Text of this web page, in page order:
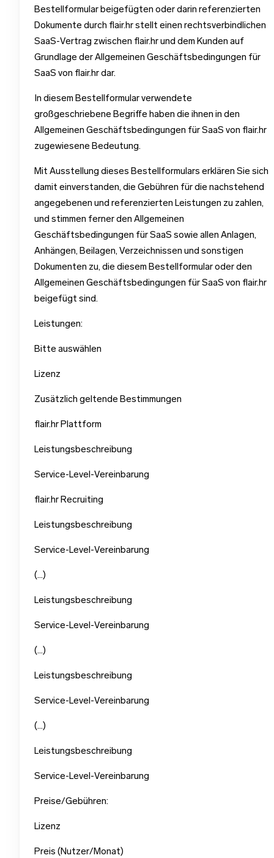
Bestellformular beigefügten oder darin referenzierten
Dokumente durch flair.hr stellt einen rechtsverbindlichen
SaaS-Vertrag zwischen flair.hr und dem Kunden auf
Grundlage der Allgemeinen Geschäftsbedingungen für
SaaS von flair.hr dar.
In diesem Bestellformular verwendete
großgeschriebene Begriffe haben die ihnen in den
Allgemeinen Geschäftsbedingungen für SaaS von flair.hr
zugewiesene Bedeutung.
Mit Ausstellung dieses Bestellformulars erklären Sie sich
damit einverstanden, die Gebühren für die nachstehend
angegebenen und referenzierten Leistungen zu zahlen,
und stimmen ferner den Allgemeinen
Geschäftsbedingungen für SaaS sowie allen Anlagen,
Anhängen, Beilagen, Verzeichnissen und sonstigen
Dokumenten zu, die diesem Bestellformular oder den
Allgemeinen Geschäftsbedingungen für SaaS von flair.hr
beigefügt sind.
Leistungen:
Bitte auswählen
Lizenz
Zusätzlich geltende Bestimmungen
flair.hr Plattform
Leistungsbeschreibung
Service-Level-Vereinbarung
flair.hr Recruiting
Leistungsbeschreibung
Service-Level-Vereinbarung
(…)
Leistungsbeschreibung
Service-Level-Vereinbarung
(…)
Leistungsbeschreibung
Service-Level-Vereinbarung
(…)
Leistungsbeschreibung
Service-Level-Vereinbarung
Preise/Gebühren:
Lizenz
Preis (Nutzer/Monat)